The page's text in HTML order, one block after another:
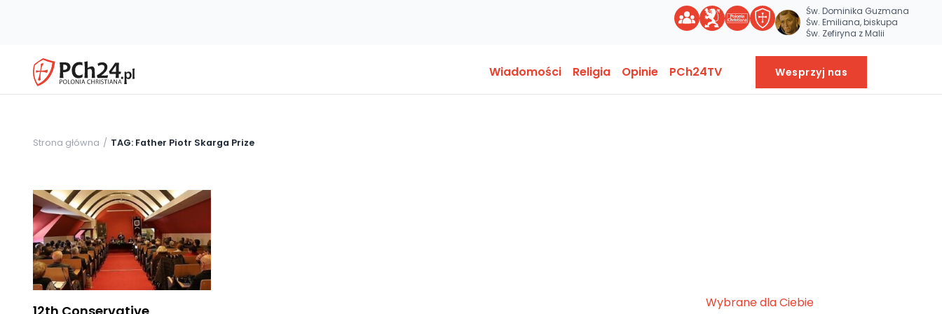
Św. Dominika Guzmana
Św. Emiliana, biskupa
Św. Zefiryna z Malii
Wiadomości Religia Opinie PCh24TV Wesprzyj nas
Strona główna TAG: Father Piotr Skarga Prize
Wybrane dla Ciebie